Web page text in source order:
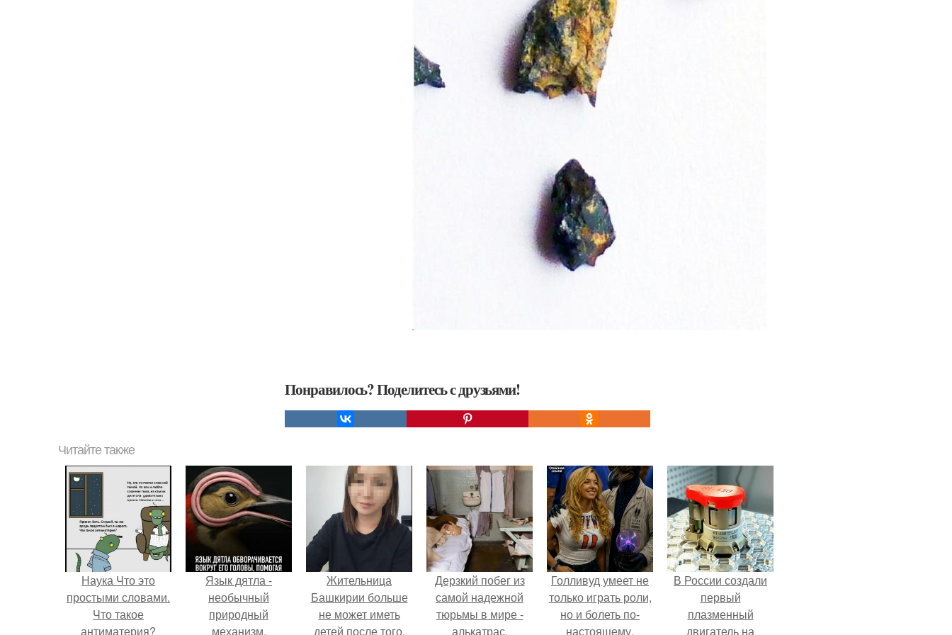
Понравилось? Поделитесь с друзьями!
Читайте также
Наука Что это
простыми словами.
Что такое
антиматерия?
Язык дятла -
необычный
природный
механизм.
Жительница
Башкирии больше
не может иметь
детей после того,
Дерзкий побег из
самой надежной
тюрьмы в мире -
алькатрас.
Голливуд умеет не
только играть роли,
но и болеть по-
настоящему.
В России создали
первый
плазменный
двигатель на